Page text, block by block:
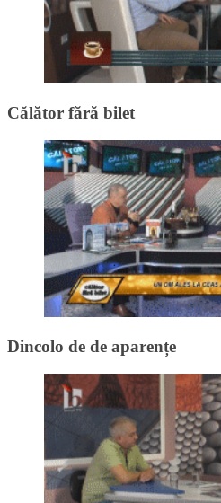
Călător fără bilet
Dincolo de de aparențe